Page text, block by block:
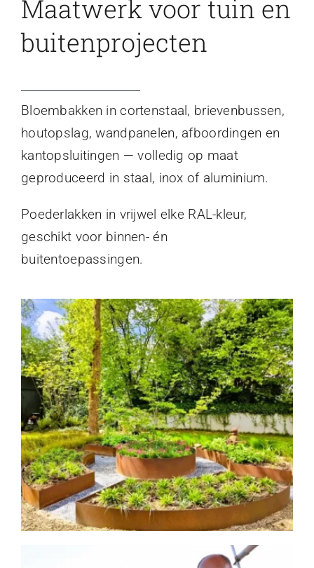
Maatwerk voor tuin en
buitenprojecten
Bloembakken in cortenstaal, brievenbussen,
houtopslag, wandpanelen, afboordingen en
kantopsluitingen — volledig op maat
geproduceerd in staal, inox of aluminium.
Poederlakken in vrijwel elke RAL-kleur,
geschikt voor binnen- én
buitentoepassingen.